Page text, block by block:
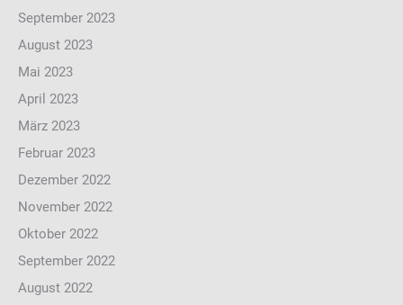
September 2023
August 2023
Mai 2023
April 2023
März 2023
Februar 2023
Dezember 2022
November 2022
Oktober 2022
September 2022
August 2022